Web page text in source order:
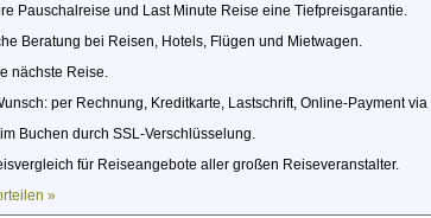
Pauschalreise und Last Minute Reise eine Tiefpreisgarantie.
Beratung bei Reisen, Hotels, Flügen und Mietwagen.
nächste Reise.
per Rechnung, Kreditkarte, Lastschrift, Online-Payment via
Buchen durch SSL-Verschlüsselung.
für Reiseangebote aller großen Reiseveranstalter.
»